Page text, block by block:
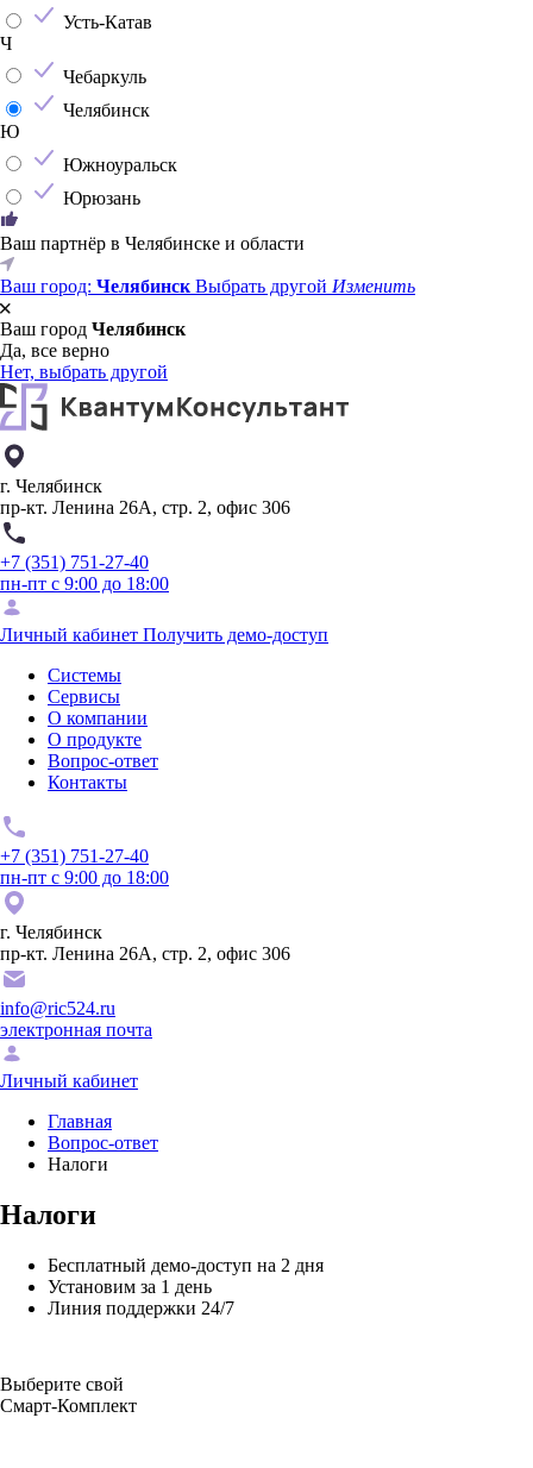
Усть-Катав
Ч
Чебаркуль
Челябинск
Ю
Южноуральск
Юрюзань
Ваш партнёр в Челябинске и области
Ваш город: Челябинск Выбрать другой Изменить
Ваш город Челябинск
Да, все верно
Нет, выбрать другой
г. Челябинск
пр-кт. Ленина 26А, стр. 2, офис 306
+7 (351) 751-27-40
пн-пт с 9:00 до 18:00
Личный кабинет Получить демо-доступ
Системы
Сервисы
О компании
О продукте
Вопрос-ответ
Контакты
+7 (351) 751-27-40
пн-пт с 9:00 до 18:00
г. Челябинск
пр-кт. Ленина 26А, стр. 2, офис 306
info@ric524.ru
электронная почта
Личный кабинет
Главная
Вопрос-ответ
Налоги
Налоги
Бесплатный демо-доступ на 2 дня
Установим за 1 день
Линия поддержки 24/7
Выберите свой
Смарт-Комплект